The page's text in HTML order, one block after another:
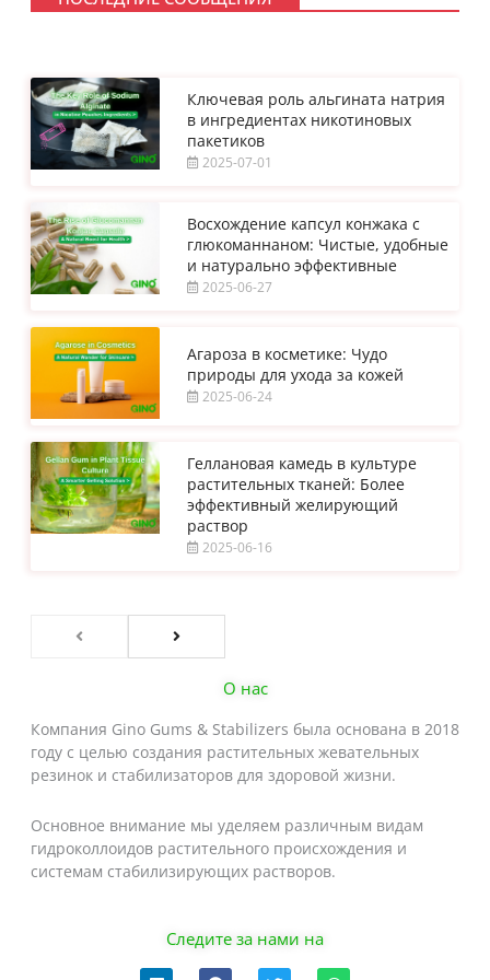
Ключевая роль альгината натрия
в ингредиентах никотиновых
пакетиков
2025-07-01
Восхождение капсул конжака с
глюкоманнаном: Чистые, удобные
и натурально эффективные
2025-06-27
Агароза в косметике: Чудо
природы для ухода за кожей
2025-06-24
Геллановая камедь в культуре
растительных тканей: Более
эффективный желирующий
раствор
2025-06-16
О нас
Компания Gino Gums & Stabilizers была основана в 2018
году с целью создания растительных жевательных
резинок и стабилизаторов для здоровой жизни.
Основное внимание мы уделяем различным видам
гидроколлоидов растительного происхождения и
системам стабилизирующих растворов.
Следите за нами на
L
F T W